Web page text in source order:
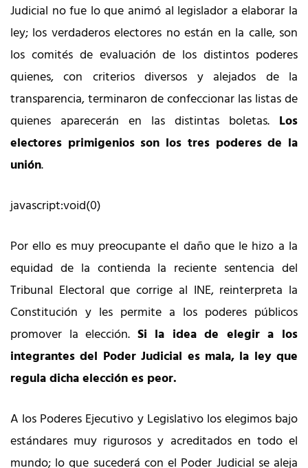
Judicial no fue lo que animó al legislador a elaborar la
ley; los verdaderos electores no están en la calle, son
los comités de evaluación de los distintos poderes
quienes, con criterios diversos y alejados de la
transparencia, terminaron de confeccionar las listas de
quienes aparecerán en las distintas boletas. Los
electores primigenios son los tres poderes de la
unión.
javascript:void(0)
Por ello es muy preocupante el daño que le hizo a la
equidad de la contienda la reciente sentencia del
Tribunal Electoral que corrige al INE, reinterpreta la
Constitución y les permite a los poderes públicos
promover la elección. Si la idea de elegir a los
integrantes del Poder Judicial es mala, la ley que
regula dicha elección es peor.
A los Poderes Ejecutivo y Legislativo los elegimos bajo
estándares muy rigurosos y acreditados en todo el
mundo; lo que sucederá con el Poder Judicial se aleja